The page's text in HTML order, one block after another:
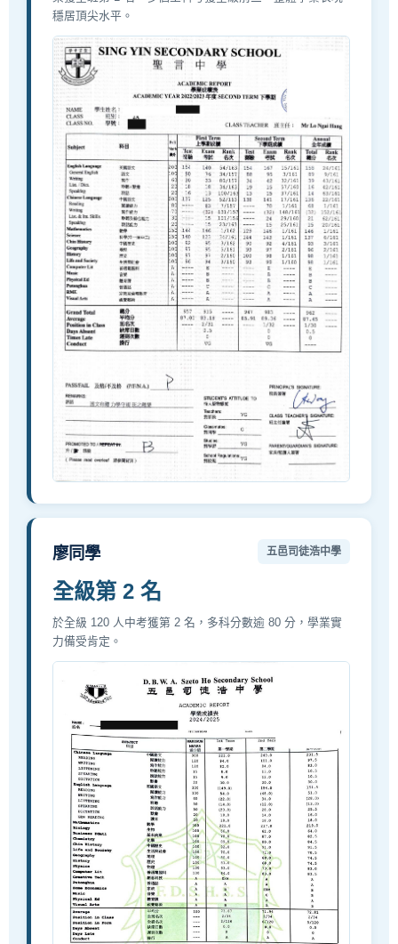
穩居頂尖水平。
廖同學 五邑司徒浩中學
全級第 2 名
於全級 120 人中考獲第 2 名，多科分數逾 80 分，學業實
力備受肯定。